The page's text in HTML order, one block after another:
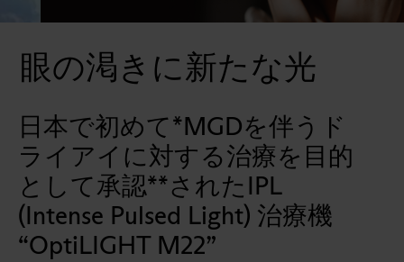
眼の渇きに新たな光
日本で初めて*MGDを伴うド
ライアイに対する治療を目的
として承認**されたIPL
(Intense Pulsed Light) 治療機
“OptiLIGHT M22”